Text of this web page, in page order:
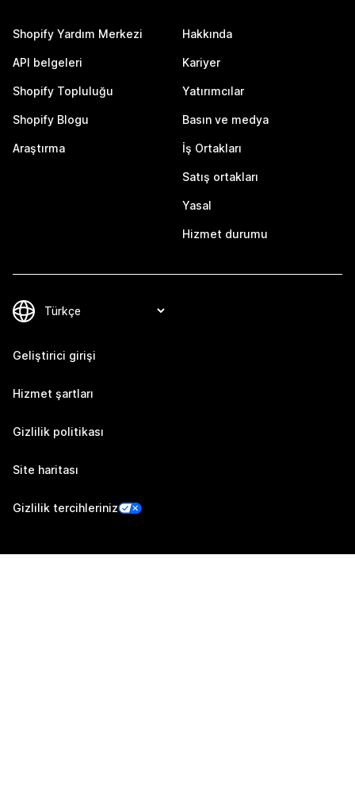
Shopify Yardım Merkezi
API belgeleri
Shopify Topluluğu
Shopify Blogu
Araştırma
Hakkında
Kariyer
Yatırımcılar
Basın ve medya
İş Ortakları
Satış ortakları
Yasal
Hizmet durumu
Geliştirici girişi
Hizmet şartları
Gizlilik politikası
Site haritası
Gizlilik tercihleriniz